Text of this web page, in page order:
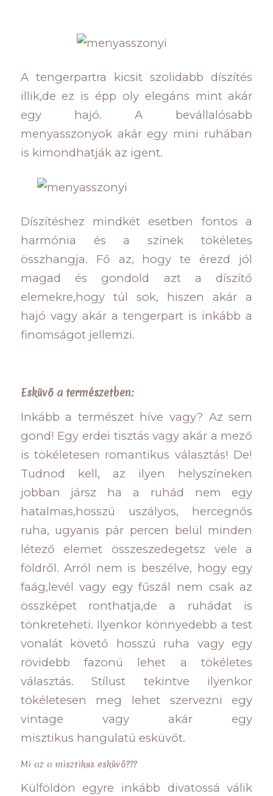
A tengerpartra kicsit szolidabb díszítés
illik,de ez is épp oly elegáns mint akár
egy hajó. A bevállalósabb
menyasszonyok akár egy mini ruhában
is kimondhatják az igent.
Díszítéshez mindkét esetben fontos a
harmónia és a színek tökéletes
összhangja. Fő az, hogy te érezd jól
magad és gondold azt a díszítő
elemekre,hogy túl sok, hiszen akár a
hajó vagy akár a tengerpart is inkább a
finomságot jellemzi.
Esküvő a természetben:
Inkább a természet híve vagy? Az sem
gond! Egy erdei tisztás vagy akár a mező
is tökéletesen romantikus választás! De!
Tudnod kell, az ilyen helyszíneken
jobban jársz ha a ruhád nem egy
hatalmas,hosszú uszályos, hercegnős
ruha, ugyanis pár percen belül minden
létező elemet összeszedegetsz vele a
földről. Arról nem is beszélve, hogy egy
faág,levél vagy egy fűszál nem csak az
összképet ronthatja,de a ruhádat is
tönkreteheti. Ilyenkor könnyedebb a test
vonalát követő hosszú ruha vagy egy
rövidebb fazonú lehet a tökéletes
választás. Stílust tekintve ilyenkor
tökéletesen meg lehet szervezni egy
vintage vagy akár egy
misztikus hangulatú esküvőt.
Mi az a misztikus esküvő???
Külföldön egyre inkább divatossá válik